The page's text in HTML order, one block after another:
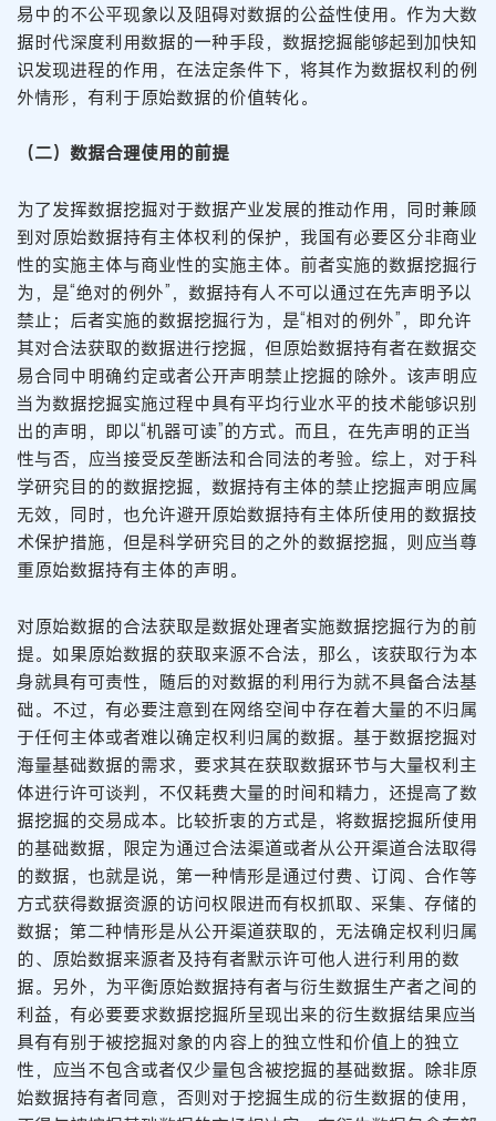
易中的不公平现象以及阻碍对数据的公益性使用。作为大数
据时代深度利用数据的一种手段，数据挖掘能够起到加快知
识发现进程的作用，在法定条件下，将其作为数据权利的例
外情形，有利于原始数据的价值转化。
（二）数据合理使用的前提
为了发挥数据挖掘对于数据产业发展的推动作用，同时兼顾
到对原始数据持有主体权利的保护，我国有必要区分非商业
性的实施主体与商业性的实施主体。前者实施的数据挖掘行
为，是“绝对的例外”，数据持有人不可以通过在先声明予以
禁止；后者实施的数据挖掘行为，是“相对的例外”，即允许
其对合法获取的数据进行挖掘，但原始数据持有者在数据交
易合同中明确约定或者公开声明禁止挖掘的除外。该声明应
当为数据挖掘实施过程中具有平均行业水平的技术能够识别
出的声明，即以“机器可读”的方式。而且，在先声明的正当
性与否，应当接受反垄断法和合同法的考验。综上，对于科
学研究目的的数据挖掘，数据持有主体的禁止挖掘声明应属
无效，同时，也允许避开原始数据持有主体所使用的数据技
术保护措施，但是科学研究目的之外的数据挖掘，则应当尊
重原始数据持有主体的声明。
对原始数据的合法获取是数据处理者实施数据挖掘行为的前
提。如果原始数据的获取来源不合法，那么，该获取行为本
身就具有可责性，随后的对数据的利用行为就不具备合法基
础。不过，有必要注意到在网络空间中存在着大量的不归属
于任何主体或者难以确定权利归属的数据。基于数据挖掘对
海量基础数据的需求，要求其在获取数据环节与大量权利主
体进行许可谈判，不仅耗费大量的时间和精力，还提高了数
据挖掘的交易成本。比较折衷的方式是，将数据挖掘所使用
的基础数据，限定为通过合法渠道或者从公开渠道合法取得
的数据，也就是说，第一种情形是通过付费、订阅、合作等
方式获得数据资源的访问权限进而有权抓取、采集、存储的
数据；第二种情形是从公开渠道获取的，无法确定权利归属
的、原始数据来源者及持有者默示许可他人进行利用的数
据。另外，为平衡原始数据持有者与衍生数据生产者之间的
利益，有必要要求数据挖掘所呈现出来的衍生数据结果应当
具有有别于被挖掘对象的内容上的独立性和价值上的独立
性，应当不包含或者仅少量包含被挖掘的基础数据。除非原
始数据持有者同意，否则对于挖掘生成的衍生数据的使用，